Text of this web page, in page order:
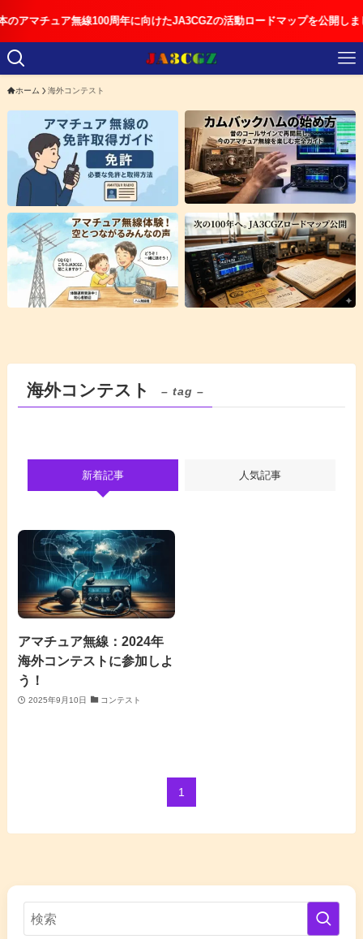
チュア無線100周年に向けたJA3CGZの活動ロードマップを公開しました
ホーム 海外コンテスト
海外コンテスト – tag –
新着記事 人気記事
アマチュア無線：2024年
海外コンテストに参加しよ
う！
2025年9月10日 コンテスト
1